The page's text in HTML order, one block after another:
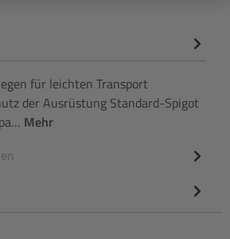
für leichten Transport
der Ausrüstung Standard-Spigot
Mehr